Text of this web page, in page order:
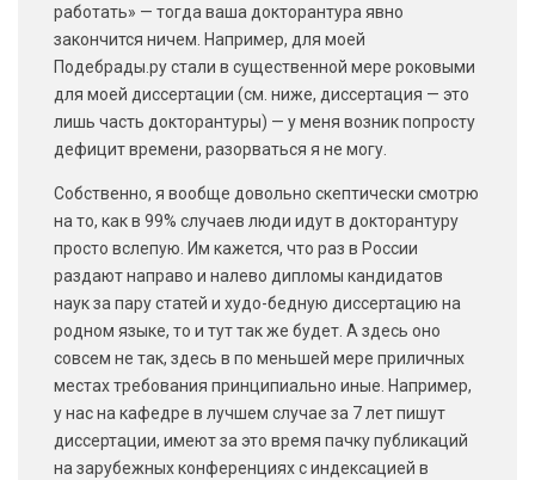
работать» — тогда ваша докторантура явно
закончится ничем. Например, для моей
Подебрады.ру стали в существенной мере роковыми
для моей диссертации (см. ниже, диссертация — это
лишь часть докторантуры) — у меня возник попросту
дефицит времени, разорваться я не могу.
Собственно, я вообще довольно скептически смотрю
на то, как в 99% случаев люди идут в докторантуру
просто вслепую. Им кажется, что раз в России
раздают направо и налево дипломы кандидатов
наук за пару статей и худо-бедную диссертацию на
родном языке, то и тут так же будет. А здесь оно
совсем не так, здесь в по меньшей мере приличных
местах требования принципиально иные. Например,
у нас на кафедре в лучшем случае за 7 лет пишут
диссертации, имеют за это время пачку публикаций
на зарубежных конференциях с индексацией в